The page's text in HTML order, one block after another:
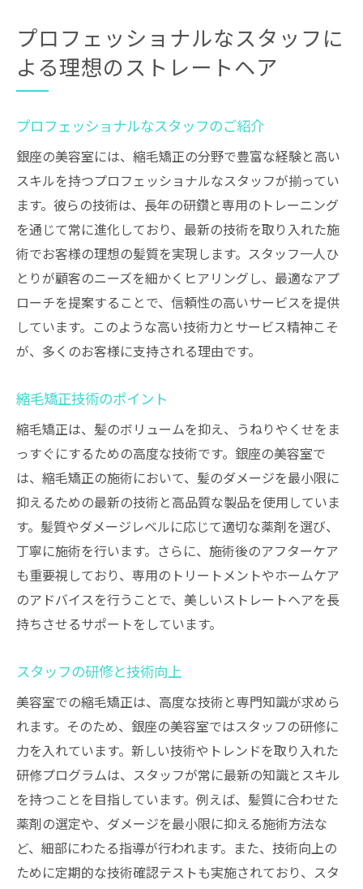
プロフェッショナルなスタッフに
よる理想のストレートヘア
プロフェッショナルなスタッフのご紹介
銀座の美容室には、縮毛矯正の分野で豊富な経験と高い
スキルを持つプロフェッショナルなスタッフが揃ってい
ます。彼らの技術は、長年の研鑽と専用のトレーニング
を通じて常に進化しており、最新の技術を取り入れた施
術でお客様の理想の髪質を実現します。スタッフ一人ひ
とりが顧客のニーズを細かくヒアリングし、最適なアプ
ローチを提案することで、信頼性の高いサービスを提供
しています。このような高い技術力とサービス精神こそ
が、多くのお客様に支持される理由です。
縮毛矯正技術のポイント
縮毛矯正は、髪のボリュームを抑え、うねりやくせをま
っすぐにするための高度な技術です。銀座の美容室で
は、縮毛矯正の施術において、髪のダメージを最小限に
抑えるための最新の技術と高品質な製品を使用していま
す。髪質やダメージレベルに応じて適切な薬剤を選び、
丁寧に施術を行います。さらに、施術後のアフターケア
も重要視しており、専用のトリートメントやホームケア
のアドバイスを行うことで、美しいストレートヘアを長
持ちさせるサポートをしています。
スタッフの研修と技術向上
美容室での縮毛矯正は、高度な技術と専門知識が求めら
れます。そのため、銀座の美容室ではスタッフの研修に
力を入れています。新しい技術やトレンドを取り入れた
研修プログラムは、スタッフが常に最新の知識とスキル
を持つことを目指しています。例えば、髪質に合わせた
薬剤の選定や、ダメージを最小限に抑える施術方法な
ど、細部にわたる指導が行われます。また、技術向上の
ために定期的な技術確認テストも実施されており、スタ